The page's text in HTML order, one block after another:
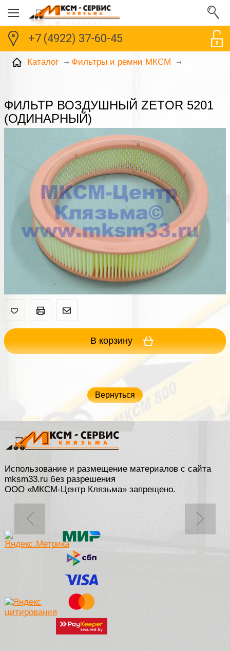
+7 (4922) 37-60-45
Каталог Фильтры и ремни МКСМ
ФИЛЬТР ВОЗДУШНЫЙ ZETOR 5201
(ОДИНАРНЫЙ)
В корзину
Вернуться
Использование и размещение материалов с сайта
mksm33.ru без разрешения
ООО «МКСМ-Центр Клязьма» запрещено.